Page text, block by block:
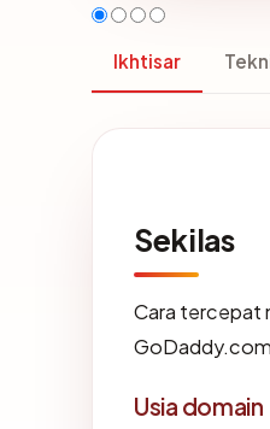
Ikhtisar
Sekilas
Cara tercepat
Usia domain